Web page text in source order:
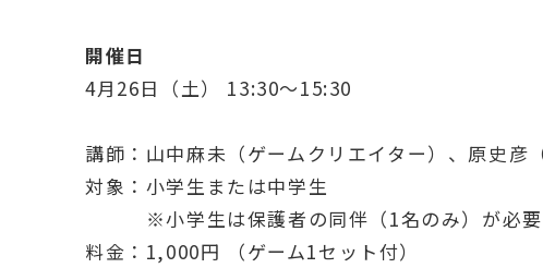
開催日
4月26日（土） 13:30〜15:30
講師：山中麻未（ゲームクリエイター）、原史彦
対象：小学生または中学生
※小学生は保護者の同伴（1名のみ）が必要
料金：1,000円 （ゲーム1セット付）